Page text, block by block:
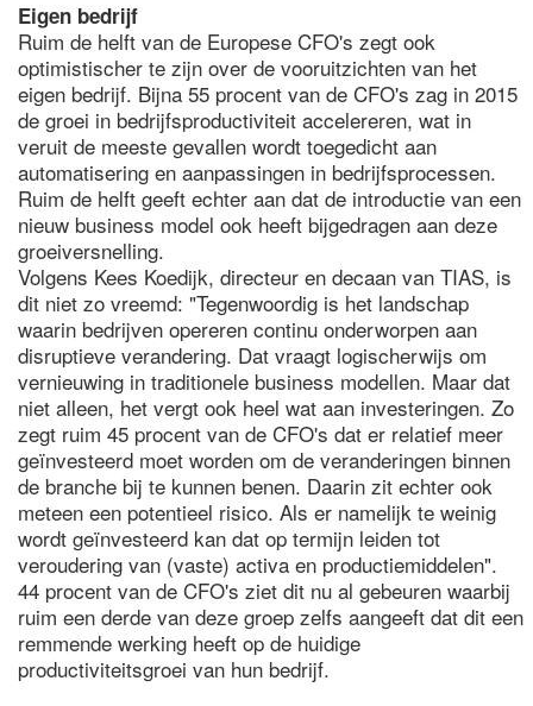
Eigen bedrijf
Ruim de helft van de Europese CFO's zegt ook
optimistischer te zijn over de vooruitzichten van het
eigen bedrijf. Bijna 55 procent van de CFO's zag in 2015
de groei in bedrijfsproductiviteit accelereren, wat in
veruit de meeste gevallen wordt toegedicht aan
automatisering en aanpassingen in bedrijfsprocessen.
Ruim de helft geeft echter aan dat de introductie van een
nieuw business model ook heeft bijgedragen aan deze
groeiversnelling.
Volgens Kees Koedijk, directeur en decaan van TIAS, is
dit niet zo vreemd: "Tegenwoordig is het landschap
waarin bedrijven opereren continu onderworpen aan
disruptieve verandering. Dat vraagt logischerwijs om
vernieuwing in traditionele business modellen. Maar dat
niet alleen, het vergt ook heel wat aan investeringen. Zo
zegt ruim 45 procent van de CFO's dat er relatief meer
geïnvesteerd moet worden om de veranderingen binnen
de branche bij te kunnen benen. Daarin zit echter ook
meteen een potentieel risico. Als er namelijk te weinig
wordt geïnvesteerd kan dat op termijn leiden tot
veroudering van (vaste) activa en productiemiddelen".
44 procent van de CFO's ziet dit nu al gebeuren waarbij
ruim een derde van deze groep zelfs aangeeft dat dit een
remmende werking heeft op de huidige
productiviteitsgroei van hun bedrijf.